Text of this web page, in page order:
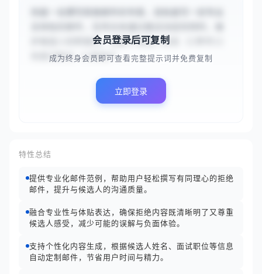
护候选人的积极性。请基于候选人姓名 {{李华}}
和面试职位 {{高级产...
会员登录后可复制
成为终身会员即可查看完整提示词并免费复制
立即登录
特性总结
提供专业化邮件范例，帮助用户轻松撰写有同理心的拒绝
邮件，提升与候选人的沟通质量。
融合专业性与体贴表达，确保拒绝内容既清晰明了又尊重
候选人感受，减少可能的误解与负面体验。
支持个性化内容生成，根据候选人姓名、面试职位等信息
自动定制邮件，节省用户时间与精力。